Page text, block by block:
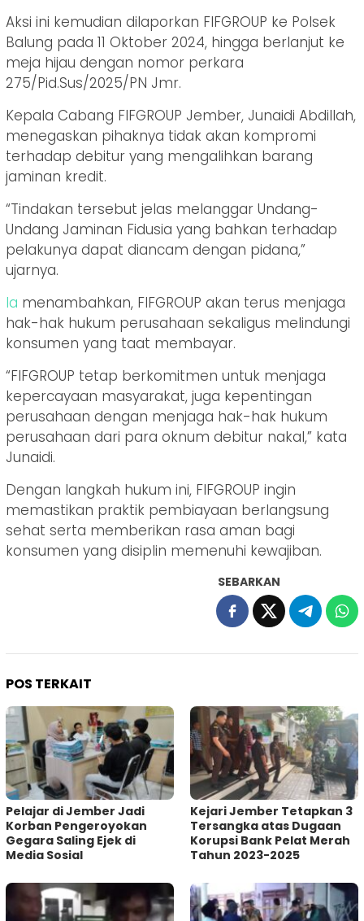
Aksi ini kemudian dilaporkan FIFGROUP ke Polsek
Balung pada 11 Oktober 2024, hingga berlanjut ke
meja hijau dengan nomor perkara
275/Pid.Sus/2025/PN Jmr.
Kepala Cabang FIFGROUP Jember, Junaidi Abdillah,
menegaskan pihaknya tidak akan kompromi
terhadap debitur yang mengalihkan barang
jaminan kredit.
“Tindakan tersebut jelas melanggar Undang-
Undang Jaminan Fidusia yang bahkan terhadap
pelakunya dapat diancam dengan pidana,”
ujarnya.
Ia menambahkan, FIFGROUP akan terus menjaga
hak-hak hukum perusahaan sekaligus melindungi
konsumen yang taat membayar.
“FIFGROUP tetap berkomitmen untuk menjaga
kepercayaan masyarakat, juga kepentingan
perusahaan dengan menjaga hak-hak hukum
perusahaan dari para oknum debitur nakal,” kata
Junaidi.
Dengan langkah hukum ini, FIFGROUP ingin
memastikan praktik pembiayaan berlangsung
sehat serta memberikan rasa aman bagi
konsumen yang disiplin memenuhi kewajiban.
SEBARKAN
POS TERKAIT
Pelajar di Jember Jadi
Korban Pengeroyokan
Gegara Saling Ejek di
Media Sosial
Kejari Jember Tetapkan 3
Tersangka atas Dugaan
Korupsi Bank Pelat Merah
Tahun 2023-2025